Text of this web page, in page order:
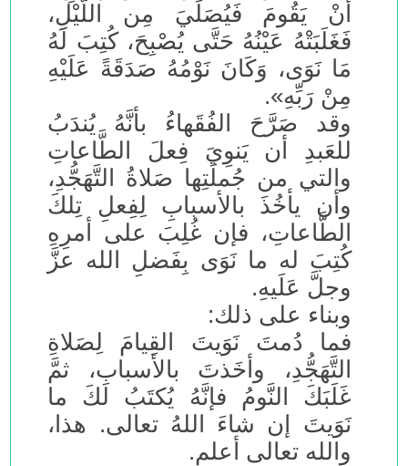
أَنْ يَقُومَ فَيُصَلِّيَ مِن اللَّيْلِ،
فَغَلَبَتْهُ عَيْنُهُ حَتَّى يُصْبِحَ، كُتِبَ لَهُ
مَا نَوَى، وَكَانَ نَوْمُهُ صَدَقَةً عَلَيْهِ
مِنْ رَبِّهِ».
وقد صَرَّحَ الفُقَهاءُ بأنَّهُ يُندَبُ
للعَبدِ أن يَنوِيَ فِعلَ الطَّاعاتِ
والتي من جُملَتِها صَلاةُ التَّهَجُّدِ،
وأن يأخُذَ بالأسبابِ لِفِعلِ تِلكَ
الطَّاعاتِ، فإن غُلِبَ على أمرِهِ
كُتِبَ له ما نَوَى بِفَضلِ الله عزَّ
وجلَّ عَلَيهِ.
وبناء على ذلك:
فما دُمتَ نَوَيتَ القِيامَ لِصَلاةِ
التَّهَجُّدِ، وأخَذتَ بالأسبابِ، ثمَّ
غَلَبَكَ النَّومُ فإنَّهُ يُكتَبُ لكَ ما
نَوَيتَ إن شاءَ اللهُ تعالى. هذا،
والله تعالى أعلم.